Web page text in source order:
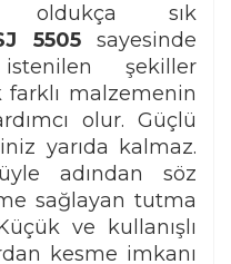
oldukça sık
5505
sayesinde
şekiller
farklı malzemenin
olur. Güçlü
yarıda kalmaz.
adından söz
sağlayan tutma
ve kullanışlı
kesme imkanı